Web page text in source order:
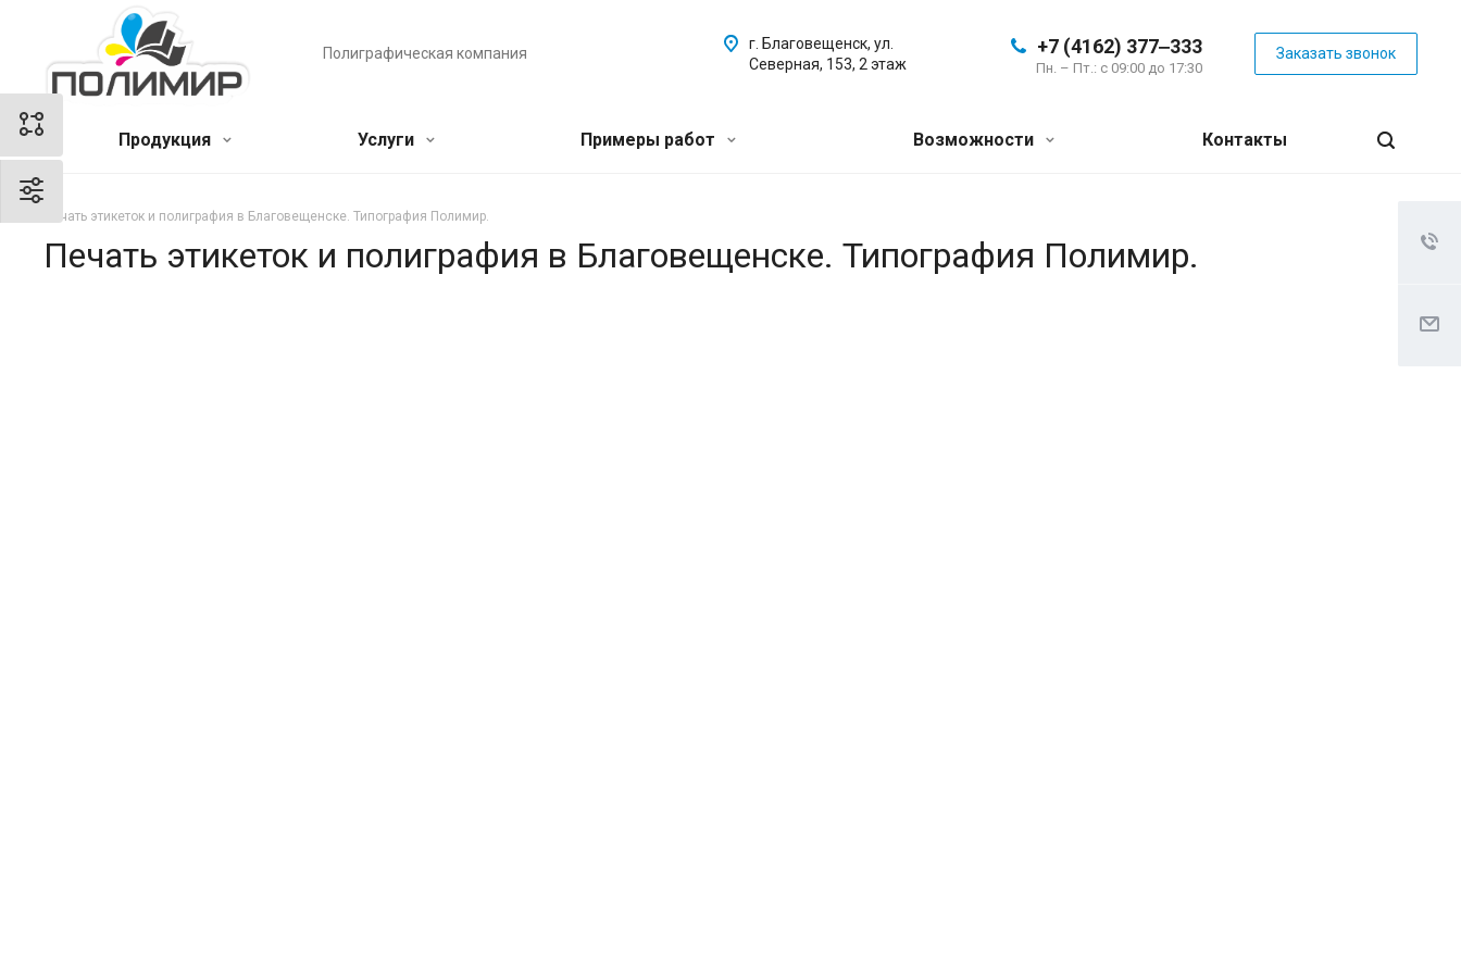
Полиграфическая компания +7 (4162) 377‒333
Пн. – Пт.: с 09:00 до 17:30
Заказать звонок
г. Благовещенск, ул.
Северная, 153, 2 этаж
Продукция Услуги Примеры работ Возможности Контакты
Печать этикеток и полиграфия в Благовещенске. Типография Полимир.
Печать этикеток и полиграфия в Благовещенске. Типография Полимир.